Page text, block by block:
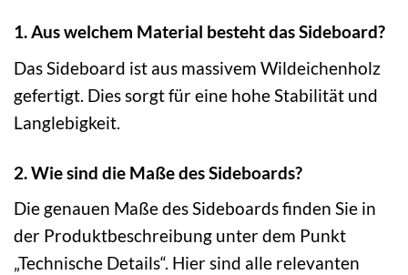
1. Aus welchem Material besteht das Sideboard?
Das Sideboard ist aus massivem Wildeichenholz
gefertigt. Dies sorgt für eine hohe Stabilität und
Langlebigkeit.
2. Wie sind die Maße des Sideboards?
Die genauen Maße des Sideboards finden Sie in
der Produktbeschreibung unter dem Punkt
„Technische Details“. Hier sind alle relevanten